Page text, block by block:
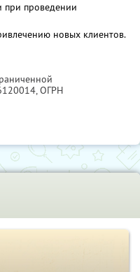
при проведении
новых клиентов.
, ОГРН